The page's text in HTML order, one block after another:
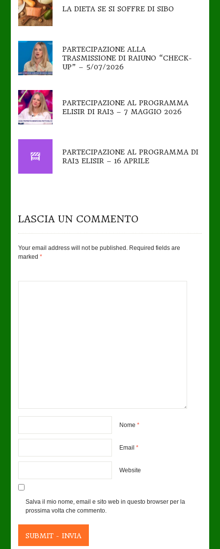
LA DIETA SE SI SOFFRE DI SIBO
PARTECIPAZIONE ALLA
TRASMISSIONE DI RAIUNO “CHECK-
UP” – 5/07/2026
PARTECIPAZIONE AL PROGRAMMA
ELISIR DI RAI3 – 7 MAGGIO 2026
PARTECIPAZIONE AL PROGRAMMA DI
RAI3 ELISIR – 16 APRILE
LASCIA UN COMMENTO
Your email address will not be published. Required fields are
marked*
Nome *
Email *
Website
Salva il mio nome, email e sito web in questo browser per la
prossima volta che commento.